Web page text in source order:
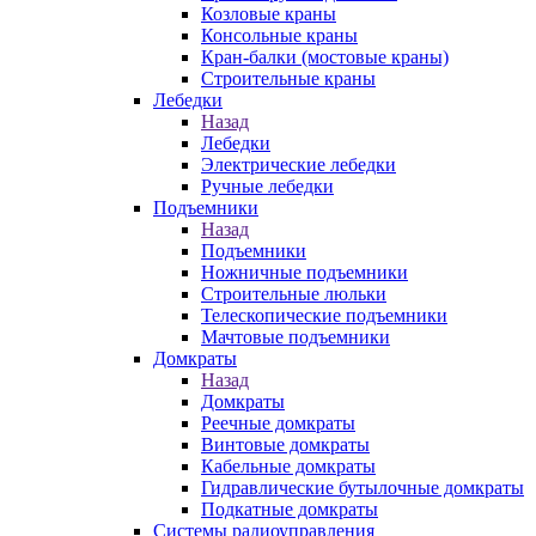
Козловые краны
Консольные краны
Кран-балки (мостовые краны)
Строительные краны
Лебедки
Назад
Лебедки
Электрические лебедки
Ручные лебедки
Подъемники
Назад
Подъемники
Ножничные подъемники
Строительные люльки
Телескопические подъемники
Мачтовые подъемники
Домкраты
Назад
Домкраты
Реечные домкраты
Винтовые домкраты
Кабельные домкраты
Гидравлические бутылочные домкраты
Подкатные домкраты
Системы радиоуправления